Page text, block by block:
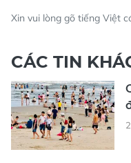
Xin vui lòng gõ tiếng Việt
CÁC TIN